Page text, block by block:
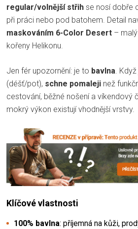
regular/volnější střih se nosí dobře
při práci nebo pod batohem. Detail
maskováním 6-Color Desert –
kořeny Helikonu.
Jen fér upozornění: je to bavlna.
(déšť/pot), schne pomaleji než
cestování, běžné nošení a víkendový
mokrý výkon existují vhodnější vrstvy.
Klíčové vlastnosti
100% bavlna: příjemná na kůži,